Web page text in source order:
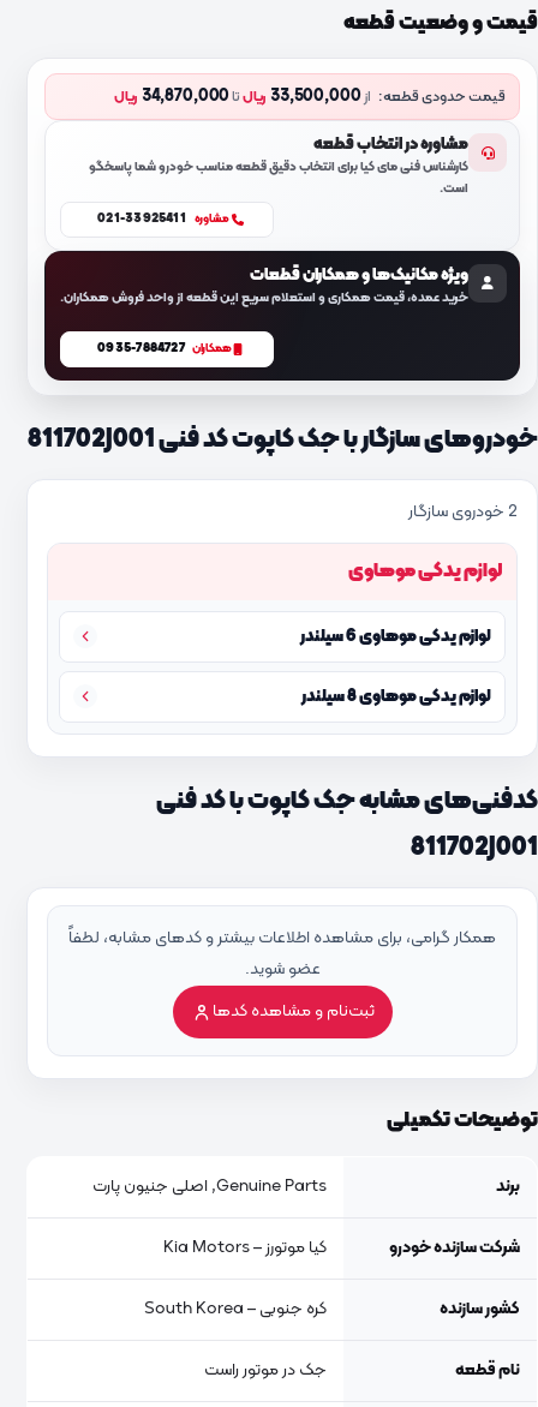
قیمت و وضعیت قطعه
قیمت حدودی قطعه: از33,500,000 ریالتا34,870,000 ریال
مشاوره در انتخاب قطعه
کارشناس فنی مای کیا برای انتخاب دقیق قطعه مناسب خودرو شما پاسخگو
است.
مشاوره 021-33925411
ویژه مکانیک‌ها و همکاران قطعات
خرید عمده، قیمت همکاری و استعلام سریع این قطعه از واحد فروش همکاران.
همکاران 0935-7884727
خودروهای سازگار با جک کاپوت کد فنی 811702J001
2 خودروی سازگار
لوازم یدکی موهاوی
لوازم یدکی موهاوی 6 سیلندر
لوازم یدکی موهاوی 8 سیلندر
کدفنی‌های مشابه جک کاپوت با کد فنی
811702J001
همکار گرامی، برای مشاهده اطلاعات بیشتر و کدهای مشابه، لطفاً
عضو شوید.
ثبت‌نام و مشاهده کدها
توضیحات تکمیلی
برند Genuine Parts, اصلی جنیون پارت
شرکت سازنده خودرو کیا موتورز – Kia Motors
کشور سازنده کره جنوبی – South Korea
نام قطعه جک در موتور راست